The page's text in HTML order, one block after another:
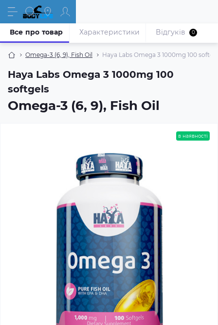
Omega-3 (6, 9), Fish Oil Haya Labs Omega 3 1000mg 100
Haya Labs Omega 3 1000mg 100
softgels
Omega-3 (6, 9), Fish Oil
Все про товар Характеристики Відгуків 0
в наявності